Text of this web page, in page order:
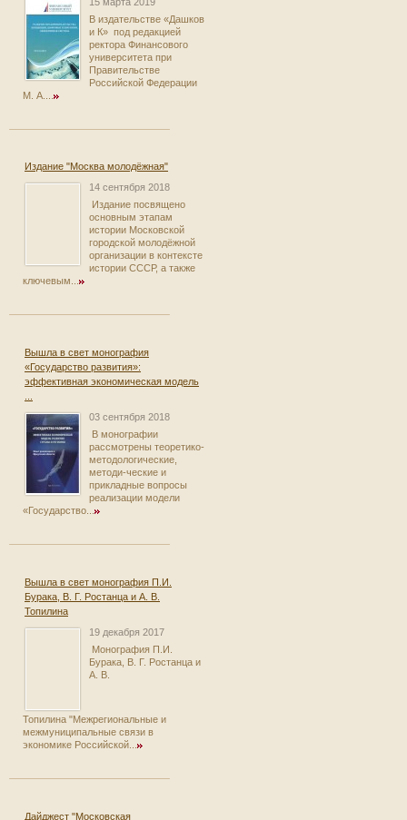
В издательстве «Дашков
и К» под редакцией
ректора Финансового
университета при
Правительстве
Российской Федерации
М. А....
Издание "Москва молодёжная"
14 сентября 2018
Издание посвящено
основным этапам
истории Московской
городской молодёжной
организации в контексте
истории СССР, а также
ключевым...
Вышла в свет монография
«Государство развития»:
эффективная экономическая модель
03 сентября 2018
В монографии
рассмотрены теоретико-
методологические,
методи-ческие и
прикладные вопросы
реализации модели
«Государство...
Вышла в свет монография П.И.
Бурака, В. Г. Ростанца и А. В.
Топилина
19 декабря 2017
Монография П.И.
Бурака, В. Г. Ростанца и
А. В.
Топилина "Межрегиональные и
межмуниципальные связи в
экономике Российской...
Дайджест "Московская